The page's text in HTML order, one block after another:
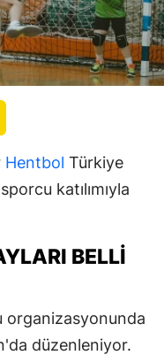
Hentbol Türkiye
katılımıyla
BELLI
organizasyonunda
düzenleniyor.